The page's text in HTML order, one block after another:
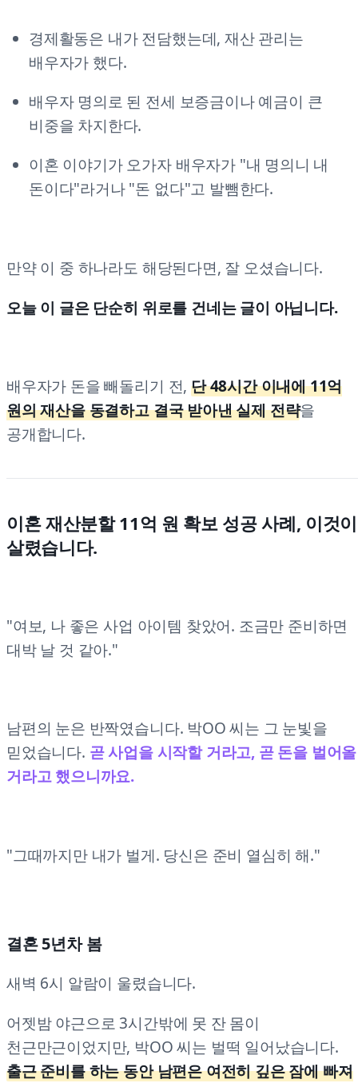
경제활동은 내가 전담했는데, 재산 관리는
배우자가 했다.
배우자 명의로 된 전세 보증금이나 예금이 큰
비중을 차지한다.
이혼 이야기가 오가자 배우자가 "내 명의니 내
돈이다"라거나 "돈 없다"고 발뺌한다.
만약 이 중 하나라도 해당된다면, 잘 오셨습니다.
오늘 이 글은 단순히 위로를 건네는 글이 아닙니다.
배우자가 돈을 빼돌리기 전, 단 48시간 이내에 11억
원의 재산을 동결하고 결국 받아낸 실제 전략을
공개합니다.
이혼 재산분할 11억 원 확보 성공 사례, 이것이
살렸습니다.
"여보, 나 좋은 사업 아이템 찾았어. 조금만 준비하면
대박 날 것 같아."
남편의 눈은 반짝였습니다. 박OO 씨는 그 눈빛을
믿었습니다. 곧 사업을 시작할 거라고, 곧 돈을 벌어올
거라고 했으니까요.
"그때까지만 내가 벌게. 당신은 준비 열심히 해."
결혼 5년차 봄
새벽 6시 알람이 울렸습니다.
어젯밤 야근으로 3시간밖에 못 잔 몸이
천근만근이었지만, 박OO 씨는 벌떡 일어났습니다.
출근 준비를 하는 동안 남편은 여전히 깊은 잠에 빠져